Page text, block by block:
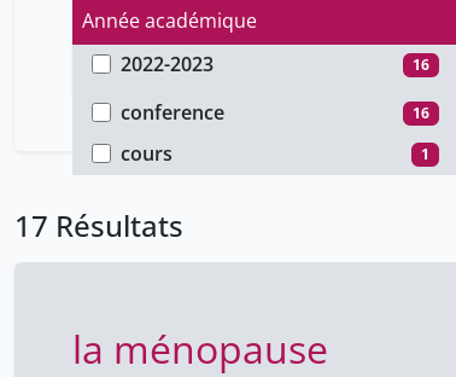
Année académique
2022-2023
16
2012-2013 1
Type de document
conference
16
cours 1
17 Résultats
la ménopause